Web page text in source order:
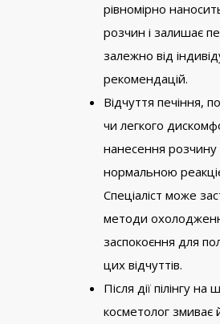
рівномірно
розчин і залишає
залежно від
рекомендацій.
Відчуття печіння,
чи легкого
нанесення розчину
нормальною
Спеціаліст може
методи
заспокоєння для
цих відчуттів.
Після дії пілінгу на
косметолог змиває